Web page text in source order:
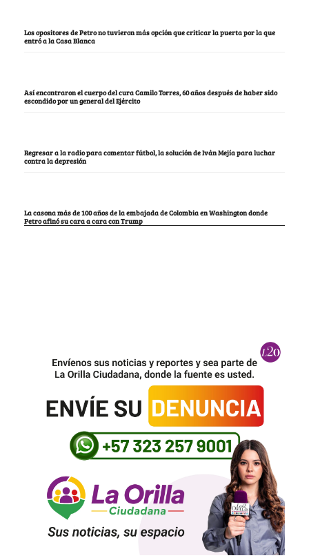
Los opositores de Petro no tuvieron más opción que criticar la puerta por la que
entró a la Casa Blanca
Así encontraron el cuerpo del cura Camilo Torres, 60 años después de haber sido
escondido por un general del Ejército
Regresar a la radio para comentar fútbol, la solución de Iván Mejía para luchar
contra la depresión
La casona más de 100 años de la embajada de Colombia en Washington donde
Petro afinó su cara a cara con Trump